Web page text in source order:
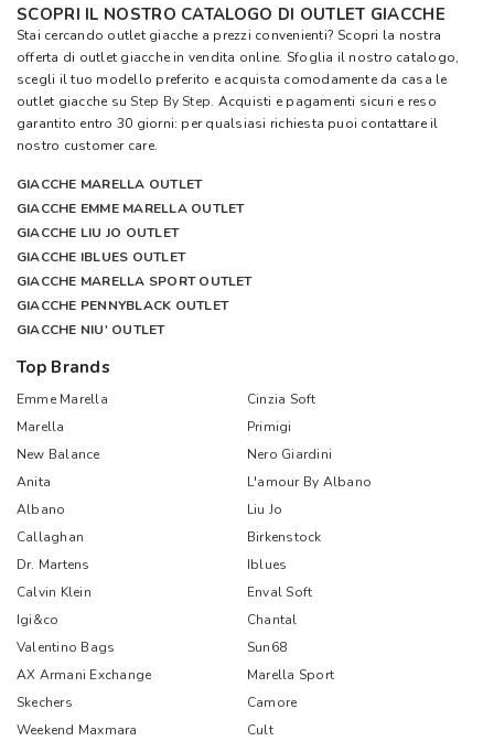
SCOPRI IL NOSTRO CATALOGO DI OUTLET GIACCHE
Stai cercando outlet giacche a prezzi convenienti? Scopri la nostra
offerta di outlet giacche in vendita online. Sfoglia il nostro catalogo,
scegli il tuo modello preferito e acquista comodamente da casa le
outlet giacche suStep By Step. Acquisti e pagamenti sicuri e reso
garantito entro 30 giorni: per qualsiasi richiesta puoi contattare il
nostro customer care.
GIACCHE MARELLA OUTLET
GIACCHE EMME MARELLA OUTLET
GIACCHE LIU JO OUTLET
GIACCHE IBLUES OUTLET
GIACCHE MARELLA SPORT OUTLET
GIACCHE PENNYBLACK OUTLET
GIACCHE NIU' OUTLET
Top Brands
Emme Marella
Cinzia Soft
Marella
Primigi
New Balance
Nero Giardini
Anita
L'amour By Albano
Albano
Liu Jo
Callaghan
Birkenstock
Dr. Martens
Iblues
Calvin Klein
Enval Soft
Igi&co
Chantal
Valentino Bags
Sun68
AX Armani Exchange
Marella Sport
Skechers
Camore
Weekend Maxmara
Cult